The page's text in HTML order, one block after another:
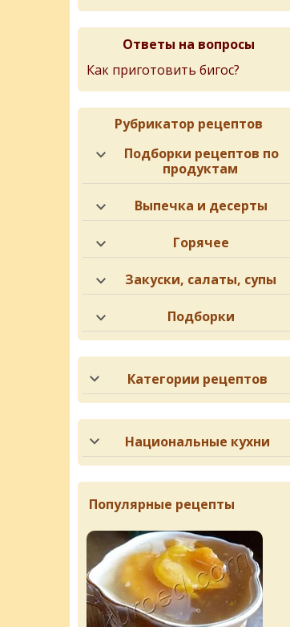
Ответы на вопросы
Как приготовить бигос?
Рубрикатор рецептов
Подборки рецептов по
продуктам
Выпечка и десерты
Горячее
Закуски, салаты, супы
Подборки
Категории рецептов
Национальные кухни
Популярные рецепты